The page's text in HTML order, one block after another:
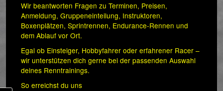
Wir beantworten Fragen zu Terminen, Preisen,
Anmeldung, Gruppeneinteilung, Instruktoren,
Boxenplätzen, Sprintrennen, Endurance-Rennen und
dem Ablauf vor Ort.
Egal ob Einsteiger, Hobbyfahrer oder erfahrener Racer –
wir unterstützen dich gerne bei der passenden Auswahl
deines Renntrainings.
So erreichst du uns